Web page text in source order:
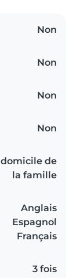
Non
Non
Non
Non
de
la famille
Anglais
Espagnol
Français
3 fois